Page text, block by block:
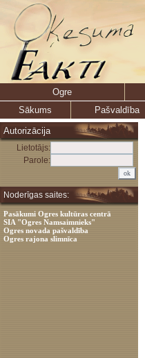
Ogre
Sākums
Pašvaldība
Autorizācija
Lietotājs:
Parole:
Noderīgas saites:
Pasākumi Ogres kultūras centrā
SIA "Ogres Namsaimnieks"
Ogres novada pašvaldība
Ogres rajona slimnīca